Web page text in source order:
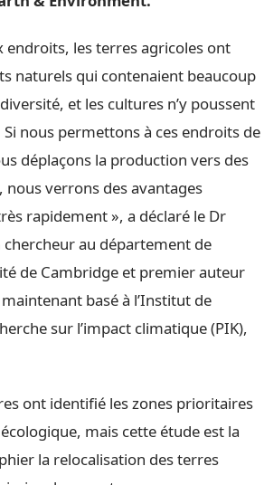
endroits, les terres agricoles ont
naturels qui contenaient beaucoup
et les cultures n’y poussent
nous permettons à ces endroits de
déplaçons la production vers des
nous verrons des avantages
rapidement », a déclaré le Dr
chercheur au département de
de Cambridge et premier auteur
basé à l’Institut de
sur l’impact climatique (PIK),
ont identifié les zones prioritaires
mais cette étude est la
la relocalisation des terres